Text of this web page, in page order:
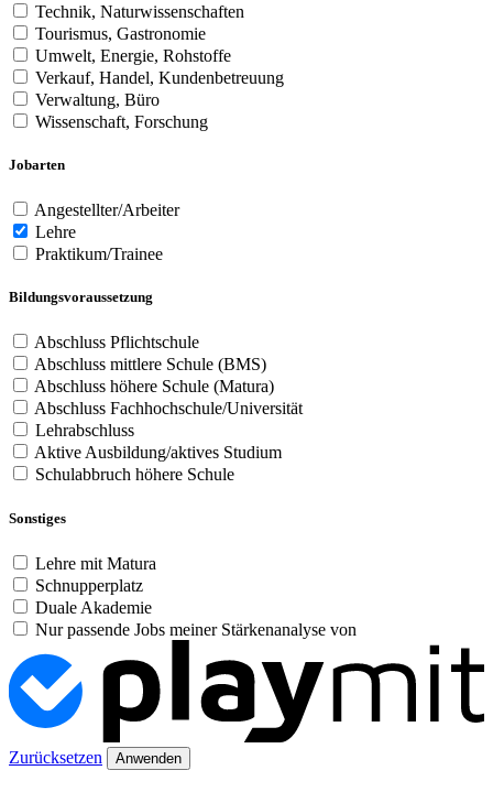
Technik, Naturwissenschaften
Tourismus, Gastronomie
Umwelt, Energie, Rohstoffe
Verkauf, Handel, Kundenbetreuung
Verwaltung, Büro
Wissenschaft, Forschung
Jobarten
Angestellter/Arbeiter
Lehre
Praktikum/Trainee
Bildungsvoraussetzung
Abschluss Pflichtschule
Abschluss mittlere Schule (BMS)
Abschluss höhere Schule (Matura)
Abschluss Fachhochschule/Universität
Lehrabschluss
Aktive Ausbildung/aktives Studium
Schulabbruch höhere Schule
Sonstiges
Lehre mit Matura
Schnupperplatz
Duale Akademie
Nur passende Jobs meiner Stärkenanalyse von
Zurücksetzen Anwenden